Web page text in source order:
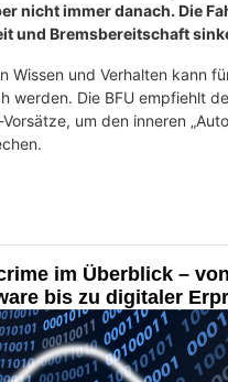
nicht immer danach. Die
und Bremsbereitschaft
Wissen und Verhalten kann
werden. Die BFU empfiehlt
um den inneren
im Überblick –
bis zu digitaler